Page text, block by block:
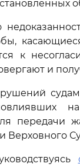
к
и
передачи
Верховного